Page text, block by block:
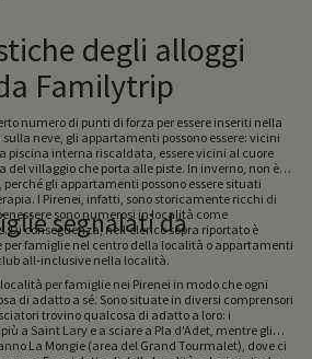
degli alloggi
Familytrip
numero di punti di forza per essere inseriti nella
neve, gli appartamenti possono essere: vicini
piscina interna riscaldata, essere vicini al cuore
villaggio che porta alle piste. In inverno, non è
perché gli appartamenti possono essere situati
I Pirenei, infatti, sono storicamente ricchi di
sono numerosi in località come
Di conseguenza, nell'elenco sopra riportato è
per famiglie nel centro della località o appartamenti
all-inclusive nella località.
segnalati da
per famiglie nei Pirenei in modo che ogni
di adatto a sé. Sono situate in diversi comprensori
trovino qualcosa di adatto a loro: i
a Saint Lary e a sciare a Pla d'Adet, mentre gli
La Mongie (area del Grand Tourmalet), dove ci